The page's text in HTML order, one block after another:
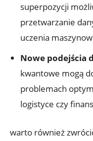
superpozycji
przetwarzanie
uczenia
Nowe podejścia
kwantowe mogą
problemach
logistyce czy
warto również